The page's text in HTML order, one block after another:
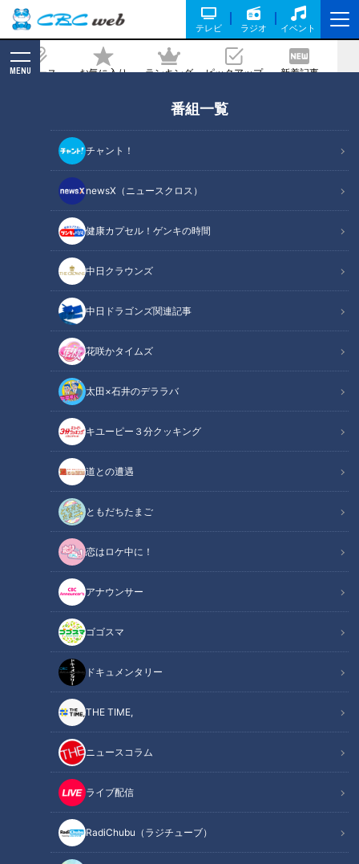
テレビ ラジオ イベント
ニュース お気に入り ランキング ピックアップ 新着記事
MENU
番組一覧
チャント！
newsX（ニュースクロス）
健康カプセル！ゲンキの時間
中日クラウンズ
中日ドラゴンズ関連記事
花咲かタイムズ
太田×石井のデララバ
キユーピー３分クッキング
道との遭遇
ともだちたまご
恋はロケ中に！
アナウンサー
ゴゴスマ
ドキュメンタリー
THE TIME,
ニュースコラム
ライブ配信
RadiChubu（ラジチューブ）
剤となるか！？ドラフト3位辻本内野
手、6位加藤投手の熱い思いを聞いた
2023/11/13 16:50
「サンデードラゴンズ」より辻本倫太郎選手と加藤竜馬投手(C)CBCテレビ
中日ドラゴンズ
サンドラコラム
【ドラゴンズを愛して半世紀！竹内茂喜の『野球のドテ煮』】
ＣＢＣテレビ「サンデードラゴンズ」（毎週日曜日12時54分
から東海エリアで生放送）
関連リンク
【動画】激白⁉井端新監督からのオファー
誕です!!
来季に向け、出でよ孝行息子
笑顔が売りの世代ナンバーワン遊撃手
特別なグローブと共にプロの世界へ
球団全体が変わらないといけない
オススメ関連コンテンツ